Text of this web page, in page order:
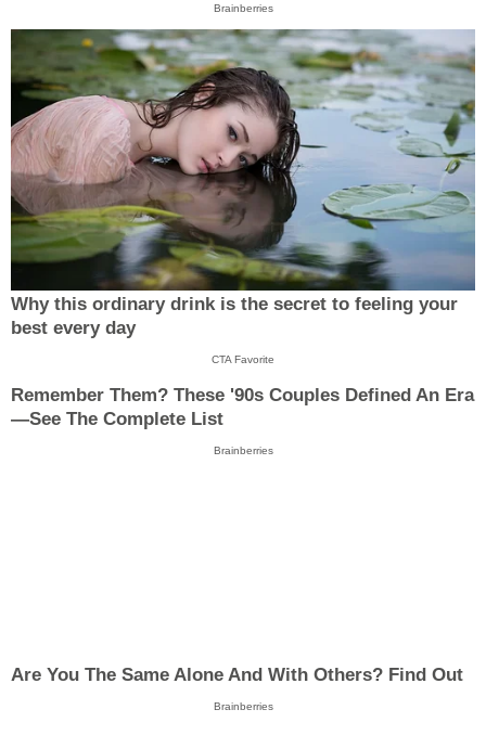
Brainberries
Why this ordinary drink is the secret to feeling your
best every day
CTA Favorite
Remember Them? These '90s Couples Defined An Era
—See The Complete List
Brainberries
Are You The Same Alone And With Others? Find Out
Brainberries